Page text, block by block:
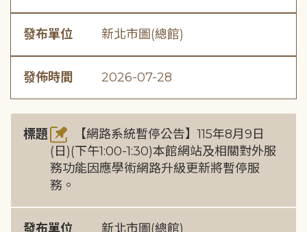
發布單位 新北市圖(總館)
發佈時間 2026-07-28
標題
【網路系統暫停公告】115年8月9日
(日)(下午1:00-1:30)本館網站及相關對外服
務功能因應學術網路升級更新將暫停服
務。
發布單位 新北市圖(總館)